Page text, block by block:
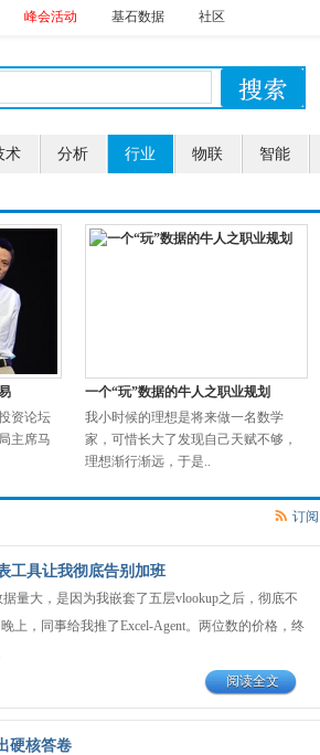
峰会活动 基石数据 社区
术 分析 行业 物联 智能
资论坛
主席马
一个“玩”数据的牛人之职业规划
我小时候的理想是将来做一名数学
家，可惜长大了发现自己天赋不够，
理想渐行渐远，于是..
订阅
工具让我彻底告别加班
量大，是因为我嵌套了五层vlookup之后，彻底不
上，同事给我推了Excel-Agent。两位数的价格，终
阅读全文
硬核答卷